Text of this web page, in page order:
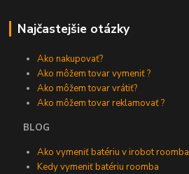
Najčastejšie otázky
Ako nakupovať?
Ako môžem tovar vymeniť ?
Ako môžem tovar vrátiť?
Ako môžem tovar reklamovať ?
BLOG
Ako vymeniť batériu v irobot roomba
Kedy vymeniť batériu roomba